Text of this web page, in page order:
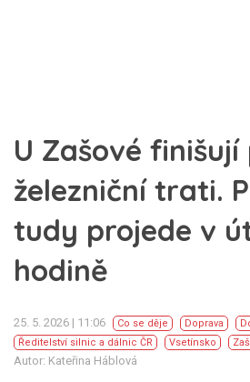
U Zašové
železniční trati.
tudy projede v
hodině
25. 5. 2026 | 11:06 Co se děje Doprava
Ředitelství silnic a dálnic ČR
Vsetínsko
Autor: Kateřina Háblová